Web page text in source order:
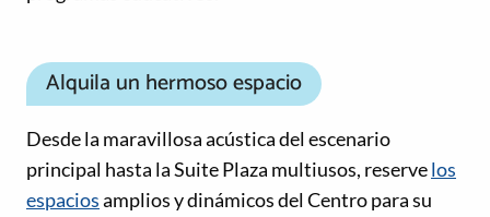
Alquila un hermoso espacio
Desde la maravillosa acústica del escenario
principal hasta la Suite Plaza multiusos, reservelos
espaciosamplios y dinámicos del Centro para su